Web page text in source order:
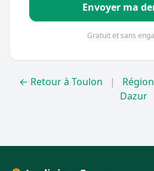
Envoyer ma
Gratuit et sans
← Retour à Toulon |
Dazur